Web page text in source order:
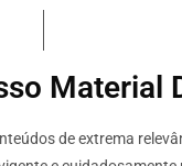
Material
de extrema